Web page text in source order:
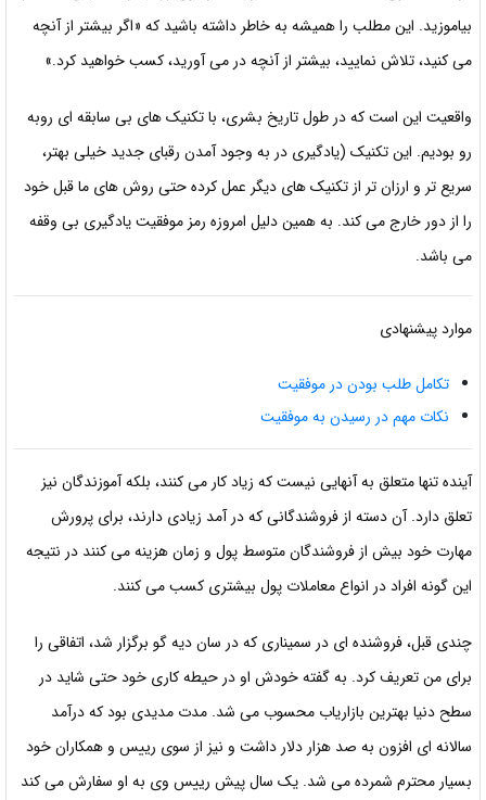
بیاموزید. این مطلب را همیشه به خاطر داشته باشید که «اگر بیشتر از آنچه
می کنید، تلاش نمایید، بیشتر از آنچه در می آورید، کسب خواهید کرد.»
واقعیت این است که در طول تاریخ بشری، با تکنیک های بی سابقه ای روبه
رو بودیم. این تکنیک (یادگیری در به وجود آمدن رقبای جدید خیلی بهتر،
سریع تر و ارزان تر از تکنیک های دیگر عمل کرده حتی روش های ما قبل خود
را از دور خارج می کند. به همین دلیل امروزه رمز موفقیت یادگیری بی وقفه
می باشد.
موارد پیشنهادی
تکامل طلب بودن در موفقیت
نکات مهم در رسیدن به موفقیت
آینده تنها متعلق به آنهایی نیست که زیاد کار می کنند، بلکه آموزندگان نیز
تعلق دارد. آن دسته از فروشندگانی که در آمد زیادی دارند، برای پرورش
مهارت خود بیش از فروشندگان متوسط پول و زمان هزینه می کنند در نتیجه
این گونه افراد در انواع معاملات پول بیشتری کسب می کنند.
چندی قبل، فروشنده ای در سمیناری که در سان دیه گو برگزار شد، اتفاقی را
برای من تعریف کرد. به گفته خودش او در حیطه کاری خود حتی شاید در
سطح دنیا بهترین بازاریاب محسوب می شد. مدت مدیدی بود که درآمد
سالانه ای افزون به صد هزار دلار داشت و نیز از سوی رییس و همکاران خود
بسیار محترم شمرده می شد. یک سال پیش رییس وی به او سفارش می کند